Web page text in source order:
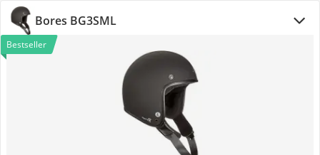
Bores BG3SML
Bestseller